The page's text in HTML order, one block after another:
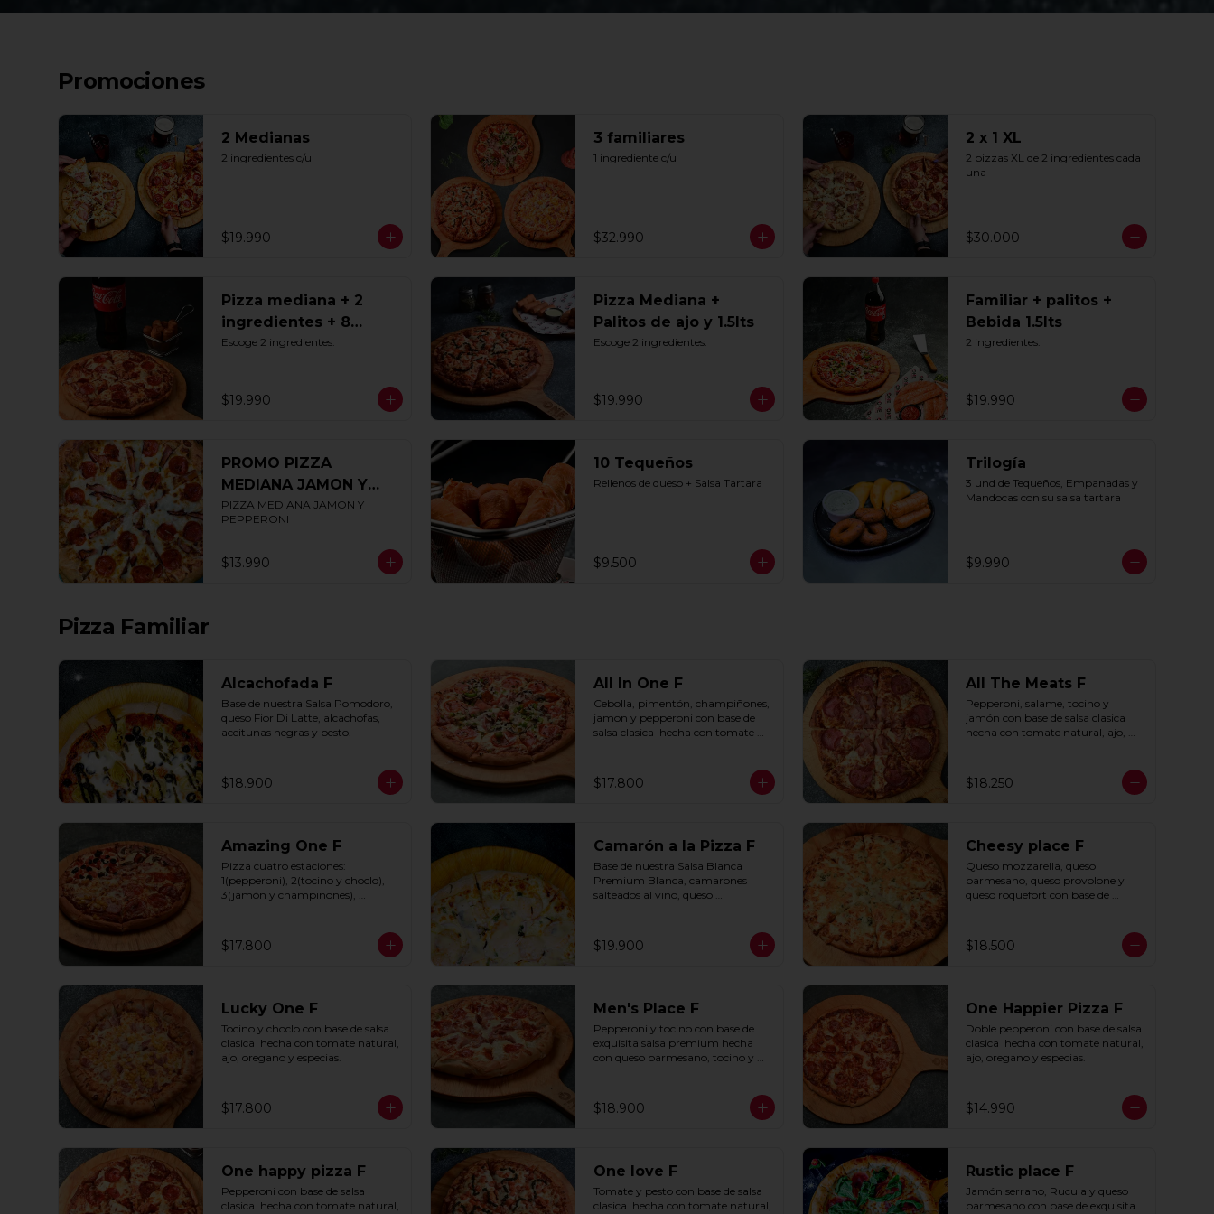
Promociones
2 Medianas
2 ingredientes c/u
$19.990
3 familiares
1 ingrediente c/u
$32.990
2 x 1 XL
2 pizzas XL de 2 ingredientes cada
una
$30.000
Pizza mediana + 2
ingredientes + 8
Tequeños + Bebida
Escoge 2 ingredientes.
$19.990
Pizza Mediana +
Palitos de ajo y 1.5lts
Escoge 2 ingredientes.
$19.990
Familiar + palitos +
Bebida 1.5lts
2 ingredientes.
$19.990
PROMO PIZZA
MEDIANA JAMON Y
PEPPERONI
PIZZA MEDIANA JAMON Y
PEPPERONI
$13.990
10 Tequeños
Rellenos de queso + Salsa Tartara
$9.500
Trilogía
3 und de Tequeños, Empanadas y
Mandocas con su salsa tartara
$9.990
Pizza Familiar
Alcachofada F
Base de nuestra Salsa Pomodoro,
queso Fior Di Latte, alcachofas,
aceitunas negras y pesto.
$18.900
All In One F
Cebolla, pimentón, champiñones,
jamon y pepperoni con base de
salsa clasica  hecha con tomate
$17.800
All The Meats F
Pepperoni, salame, tocino y
jamón con base de salsa clasica
hecha con tomate natural, ajo,
$18.250
Amazing One F
Pizza cuatro estaciones:
1(pepperoni), 2(tocino y choclo),
3(jamón y champiñones),
tomate natural, ajo, oregano y
especias.
$17.800
Camarón a la Pizza F
Base de nuestra Salsa Blanca
Premium Blanca, camarones
salteados al vino, queso
$19.900
Cheesy place F
Queso mozzarella, queso
parmesano, queso provolone y
queso roquefort con base de
puerro.
$18.500
Lucky One F
Tocino y choclo con base de salsa
clasica  hecha con tomate natural,
ajo, oregano y especias.
$17.800
Men's Place F
Pepperoni y tocino con base de
exquisita salsa premium hecha
con queso parmesano, tocino y
$18.900
One Happier Pizza F
Doble pepperoni con base de salsa
clasica  hecha con tomate natural,
ajo, oregano y especias.
$14.990
One happy pizza F
Pepperoni con base de salsa
clasica  hecha con tomate natural,
One love F
Tomate y pesto con base de salsa
clasica  hecha con tomate natural,
Rustic place F
Jamón serrano, Rucula y queso
parmesano con base de exquisita